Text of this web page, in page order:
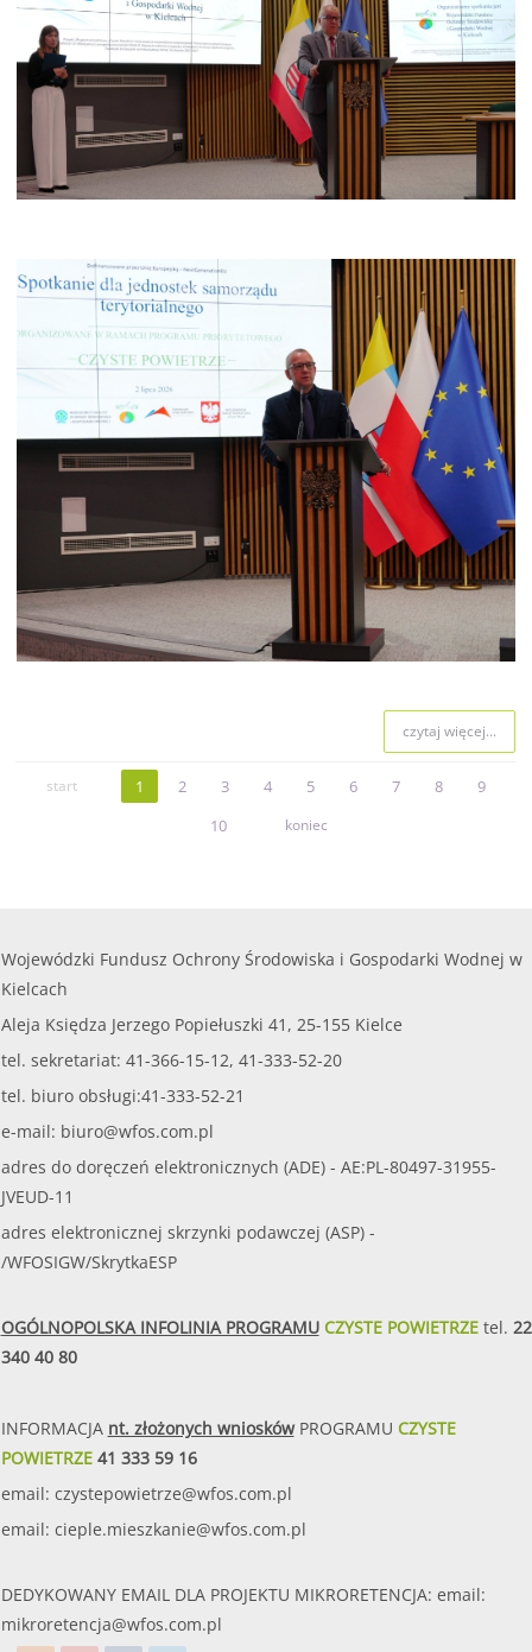
czytaj więcej...
start 1 2 3 4 5 6 7 8
9
10
koniec
Wojewódzki Fundusz Ochrony Środowiska i Gospodarki Wodnej w
Kielcach
Aleja Księdza Jerzego Popiełuszki 41, 25-155 Kielce
tel. sekretariat: 41-366-15-12, 41-333-52-20
tel. biuro obsługi:41-333-52-21
e-mail: biuro@wfos.com.pl
adres do doręczeń elektronicznych (ADE) - AE:PL-80497-31955-
JVEUD-11
adres elektronicznej skrzynki podawczej (ASP) -
/WFOSIGW/SkrytkaESP
OGÓLNOPOLSKA INFOLINIA PROGRAMUCZYSTE POWIETRZEtel. 22
340 40 80
INFORMACJA nt. złożonych wnioskówPROGRAMU CZYSTE
POWIETRZE41 333 59 16
email: czystepowietrze@wfos.com.pl
email: cieple.mieszkanie@wfos.com.pl
DEDYKOWANY EMAIL DLA PROJEKTU MIKRORETENCJA: email:
mikroretencja@wfos.com.pl